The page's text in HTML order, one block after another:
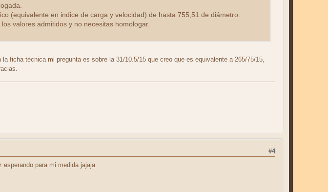
(equivalente en indice de carga y velocidad) de hasta 755,51 de diámetro.
valores admitidos y no necesitas homologar.
ficha técnica mi pregunta es sobre la 31/10.5/15 que creo que es equivalente a 265/75/15,
#4
esperando para mi medida jajaja